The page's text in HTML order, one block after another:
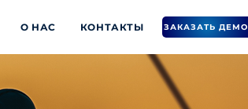
О НАС КОНТАКТЫ ЗАКАЗАТЬ ДЕМО